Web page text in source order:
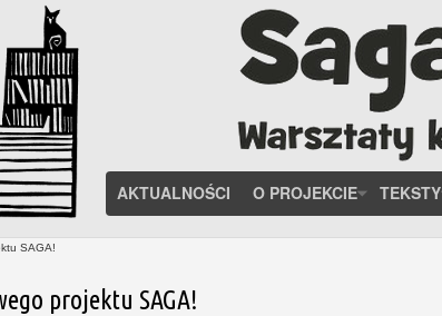
AKTUALNOŚCI O PROJEKCIE TEKSTY
SAGA!
projektu SAGA!